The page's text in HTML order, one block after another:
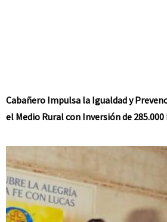
Cabañero Impulsa la Igualdad y
el Medio Rural con Inversión de 285.000